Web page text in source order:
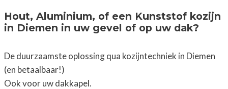
Hout, Aluminium, of een Kunststof kozijn
in Diemen in uw gevel of op uw dak?
De duurzaamste oplossing qua kozijntechniek in Diemen
(en betaalbaar!)
Ook voor uw dakkapel.